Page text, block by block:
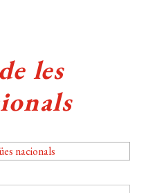
les